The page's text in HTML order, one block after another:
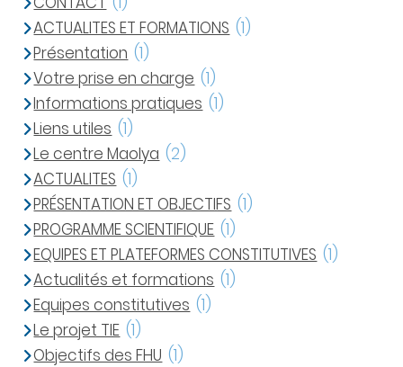
ACTUALITES ET FORMATIONS (1)
Présentation (1)
Votre prise en charge (1)
Informations pratiques (1)
Liens utiles (1)
Le centre Maolya (2)
ACTUALITES (1)
PRÉSENTATION ET OBJECTIFS (1)
PROGRAMME SCIENTIFIQUE (1)
EQUIPES ET PLATEFORMES CONSTITUTIVES (1)
Actualités et formations (1)
Equipes constitutives (1)
Le projet TIE (1)
Objectifs des FHU (1)